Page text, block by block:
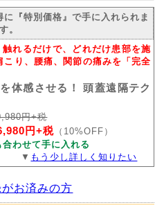
『特別価格』で手に入れられま
す。
れるだけで、どれだけ患部を施
り、腰痛、関節の痛みを「完全
体感させる！ 頭蓋遠隔テク
円+税
円+税 （10%OFF）
合わせて手に入れる
▼ もう少し詳しく知りたい
お済みの方